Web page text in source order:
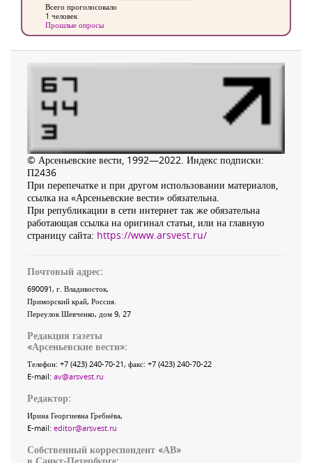
Всего проголосовало
1 человек
Прошлые опросы
© Арсеньевские вести, 1992—2022. Индекс подписки:
П2436
При перепечатке и при другом использовании материалов,
ссылка на «Арсеньевские вести» обязательна.
При републикации в сети интернет так же обязательна
работающая ссылка на оригинал статьи, или на главную
страницу сайта: https://www.arsvest.ru/
Почтовый адрес:
690091, г. Владивосток,
Приморский край, Россия
Переулок Шевченко, дом 9, 27
Редакция газеты
«Арсеньевские вести»:
Телефон: +7 (423) 240-70-21, факс: +7 (423) 240-70-22
E-mail: av@arsvest.ru
Редактор:
Ирина Георгиевна Гребнёва,
E-mail: editor@arsvest.ru
Собственный корреспондент «АВ»